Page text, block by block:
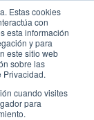
Estas cookies
con
esta información
y para
este sitio web
sobre las
Privacidad.
cuando visites
para
User
account
menu
User
Soporte Técnico